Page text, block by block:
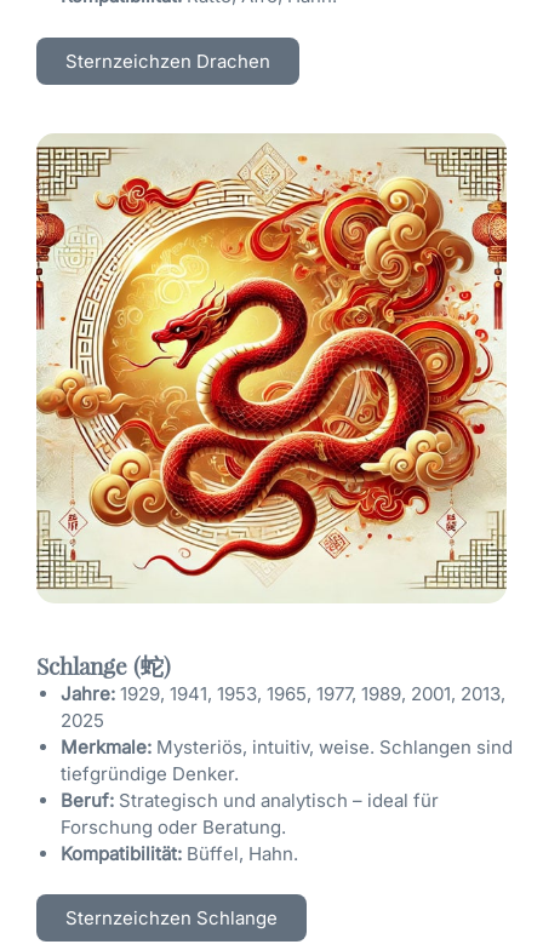
Sternzeichzen Drachen
Schlange (蛇)
Jahre: 1929, 1941, 1953, 1965, 1977, 1989, 2001, 2013,
2025
Merkmale: Mysteriös, intuitiv, weise. Schlangen sind
tiefgründige Denker.
Beruf: Strategisch und analytisch – ideal für
Forschung oder Beratung.
Kompatibilität: Büffel, Hahn.
Sternzeichzen Schlange